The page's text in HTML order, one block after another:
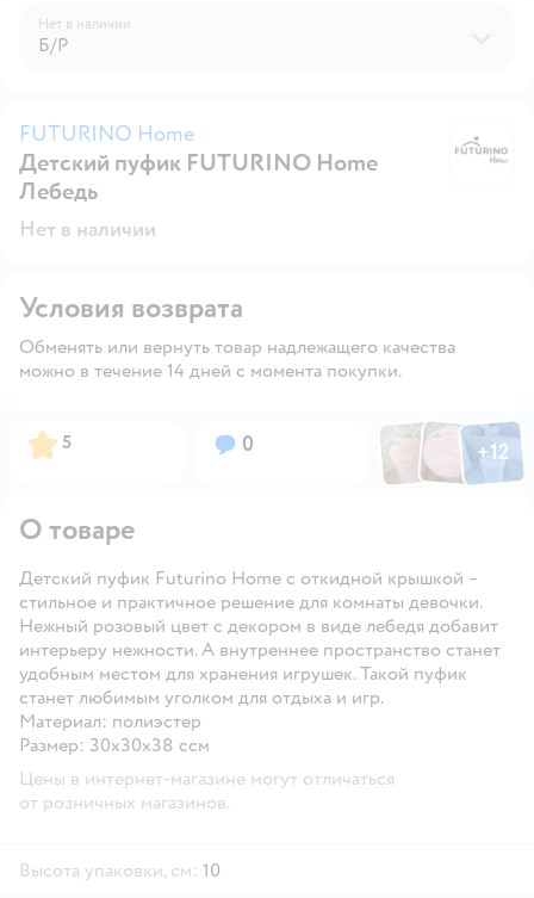
Нет в наличии
Б/Р
FUTURINO Home
Детский пуфик FUTURINO Home
Лебедь
Нет в наличии
Условия возврата
Обменять или вернуть товар надлежащего качества
можно в течение 14 дней с момента покупки.
Рейтинг:
5 Вопросов:
0 ФотоФотоФото
+12
Открыть
О товаре
Детский пуфик Futurino Home с откидной крышкой –
стильное и практичное решение для комнаты девочки.
Нежный розовый цвет с декором в виде лебедя добавит
интерьеру нежности. А внутреннее пространство станет
удобным местом для хранения игрушек. Такой пуфик
станет любимым уголком для отдыха и игр.
Материал: полиэстер
Размер: 30х30х38 cсм
Цены в интернет-магазине могут отличаться
от розничных магазинов.
Высота упаковки, см: 10